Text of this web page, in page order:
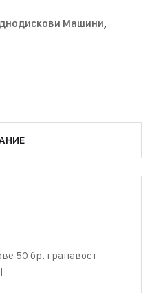
Машини,
50 бр. грапавост